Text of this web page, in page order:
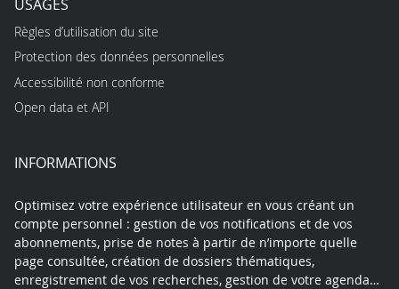
USAGES
Règles d’utilisation du site
Protection des données personnelles
Accessibilité non conforme
Open data et API
INFORMATIONS
Optimisez votre expérience utilisateur en vous créant un
compte personnel : gestion de vos notifications et de vos
abonnements, prise de notes à partir de n’importe quelle
page consultée, création de dossiers thématiques,
enregistrement de vos recherches, gestion de votre agenda…